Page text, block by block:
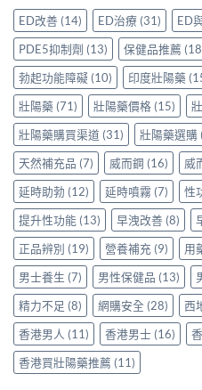
與
真
實
使
用
心
得〉
中
必
讀
的
注
意
事
項〉
中
配
方，
香
港
用
家
真
實
使
用
心
得〉
中
較
Sidegra、
VI[DK]
與
保
羅
紅
鑽〉
中
哪
裡
買
先
安
心？
香
港
用
家
親
身
分
享
正
貨
渠
道
與
選
購
指
南〉
中
ED改善 (14) ED治療 (31) ED
PDE5抑制劑 (13) 保健品推薦
勃起功能障礙 (10) 印度壯陽藥
壯陽藥 (71) 壯陽藥價格 (15)
壯陽藥購買渠道 (31) 壯陽藥選購
天然補充品 (7) 威而鋼 (16) 威
延時助勃 (12) 延時噴霧 (7) 性
提升性功能 (13) 早洩改善 (8)
正品辨別 (19) 營養補充 (9) 用
男士養生 (7) 男性保健品 (13)
精力不足 (8) 網購安全 (28) 西
香港男人 (11) 香港男士 (16)
香港買壯陽藥推薦 (11)